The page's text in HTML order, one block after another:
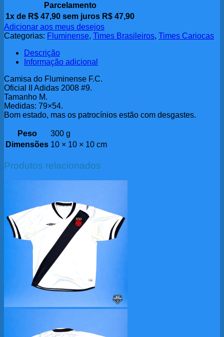
Parcelamento
1x de R$ 47,90 sem juros R$ 47,90
Adicionar aos meus desejos
Categorias: Fluminense, Times Brasileiros, Times Cariocas
Descrição
Informação adicional
Camisa do Fluminense F.C.
Oficial II Adidas 2008 #9.
Tamanho M.
Medidas: 79×54.
Bom estado, mas os patrocínios estão com desgastes.
Peso
300 g
Dimensões 10 × 10 × 10 cm
Produtos relacionados